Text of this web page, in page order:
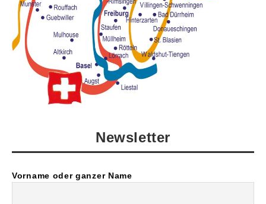
Newsletter
Vorname oder ganzer Name